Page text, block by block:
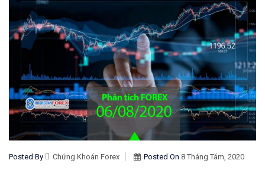
Posted By Chứng Khoán Forex Posted On 8 Tháng Tám, 2020